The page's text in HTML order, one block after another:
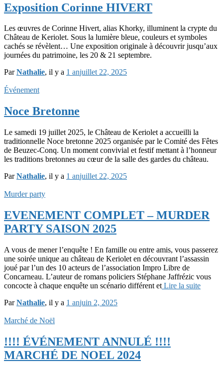
Exposition Corinne HIVERT
Les œuvres de Corinne Hivert, alias Khorky, illuminent la crypte du
Château de Keriolet. Sous la lumière bleue, couleurs et symboles
cachés se révèlent… Une exposition originale à découvrir jusqu’aux
journées du patrimoine, les 20 & 21 septembre.
ParNathalie, il y a 1 anjuillet 22, 2025
Événement
Noce Bretonne
Le samedi 19 juillet 2025, le Château de Keriolet a accueilli la
traditionnelle Noce bretonne 2025 organisée par le Comité des Fêtes
de Beuzec-Conq. Un moment convivial et festif mettant à l’honneur
les traditions bretonnes au cœur de la salle des gardes du château.
ParNathalie, il y a 1 anjuillet 22, 2025
Murder party
EVENEMENT COMPLET – MURDER
PARTY SAISON 2025
A vous de mener l’enquête ! En famille ou entre amis, vous passerez
une soirée unique au château de Keriolet en découvrant l’assassin
joué par l’un des 10 acteurs de l’association Impro Libre de
Concarneau. L’auteur de romans policiers Stéphane Jaffrézic vous
concocte à chaque enquête un scénario différent et Lire la suite
ParNathalie, il y a 1 anjuin 2, 2025
Marché de Noël
!!!! ÉVÉNEMENT ANNULÉ !!!!
MARCHÉ DE NOEL 2024